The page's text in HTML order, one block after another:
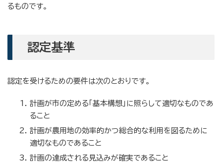
るものです。
認定基準
認定を受けるための要件は次のとおりです。
計画が市の定める「基本構想」に照らして適切なものであ
ること
計画が農用地の効率的かつ総合的な利用を図るために
適切なものであること
計画の達成される見込みが確実であること